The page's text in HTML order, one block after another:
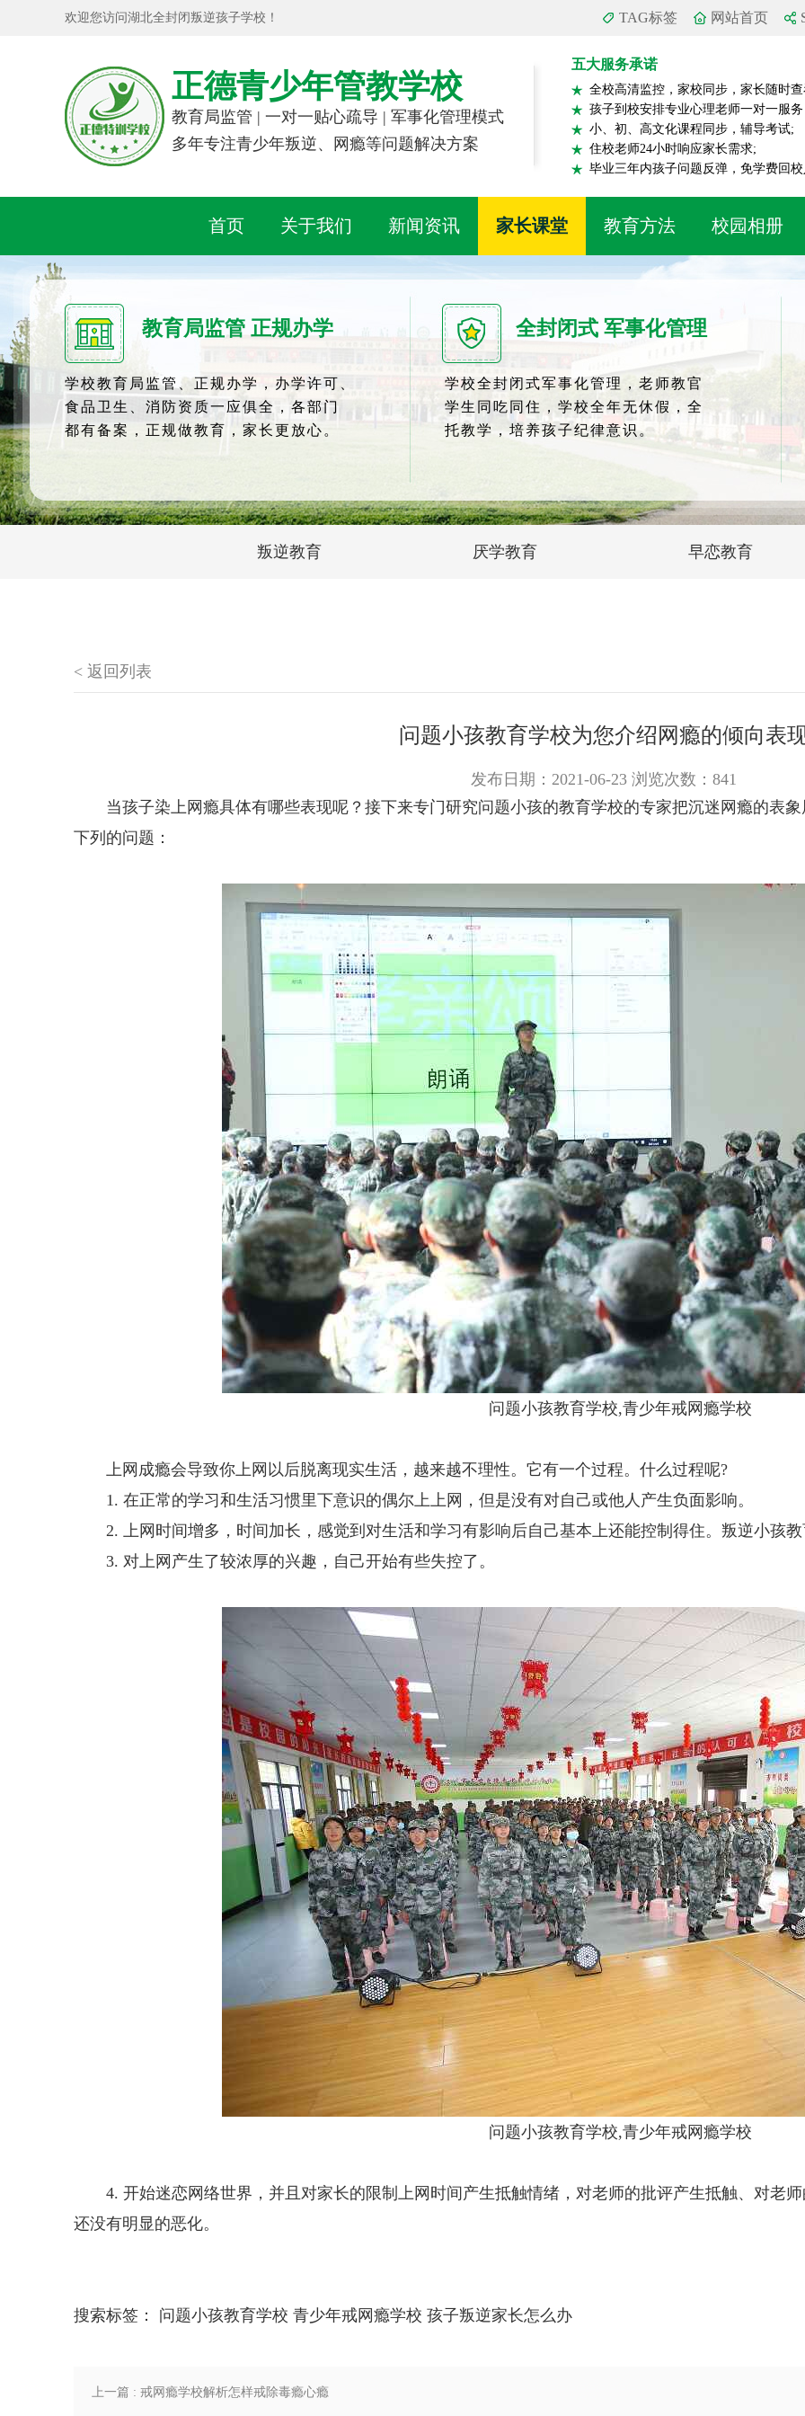
欢迎您访问湖北全封闭叛逆孩子学校！ TAG标签 网站首页
正德青少年管教学校
教育局监管 | 一对一贴心疏导 | 军事化管理模式
多年专注青少年叛逆、网瘾等问题解决方案
五大服务承诺
全校高清监控，家校同步，家长随时
孩子到校安排专业心理老师一对一服
小、初、高文化课程同步，辅导考试;
住校老师24小时响应家长需求;
毕业三年内孩子问题反弹，免学费回
首页 关于我们 新闻资讯 家长课堂 教育方法 校园相册
教育局监管 正规办学
学校教育局监管、正规办学，办学许可、
食品卫生、消防资质一应俱全，各部门
都有备案，正规做教育，家长更放心。
全封闭式 军事化管理
学校全封闭式军事化管理，老师教官
学生同吃同住，学校全年无休假，全
托教学，培养孩子纪律意识。
叛逆教育 厌学教育 早恋教育
< 返回列表
问题小孩教育学校为您介绍网瘾的倾向表
发布日期：2021-06-23 浏览次数： 841
当孩子染上网瘾具体有哪些表现呢？接下来专门研究问题小孩的教育学校的专家把沉迷网瘾的表
下列的问题：
问题小孩教育学校,青少年戒网瘾学校
上网成瘾会导致你上网以后脱离现实生活，越来越不理性。它有一个过程。什么过程呢?
1. 在正常的学习和生活习惯里下意识的偶尔上上网，但是没有对自己或他人产生负面影响。
2. 上网时间增多，时间加长，感觉到对生活和学习有影响后自己基本上还能控制得住。叛逆小孩
3. 对上网产生了较浓厚的兴趣，自己开始有些失控了。
问题小孩教育学校,青少年戒网瘾学校
4. 开始迷恋网络世界，并且对家长的限制上网时间产生抵触情绪，对老师的批评产生抵触、对老
还没有明显的恶化。
搜索标签： 问题小孩教育学校 青少年戒网瘾学校 孩子叛逆家长怎么办
上一篇 : 戒网瘾学校解析怎样戒除毒瘾心瘾